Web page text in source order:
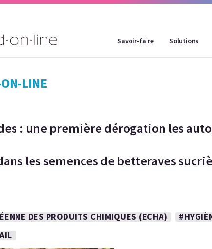
Savoir-faire Solutions
LINE
: une première dérogation les
les semences de betteraves
DES PRODUITS CHIMIQUES (ECHA)